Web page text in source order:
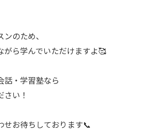
のため、
がら学んでいただけますよ🥰
話・学習塾なら
い！
せお待ちしております📞